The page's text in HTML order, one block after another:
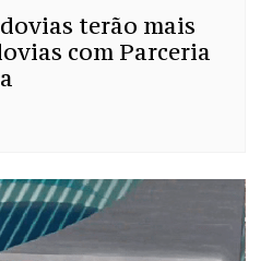
terão mais
com Parceria